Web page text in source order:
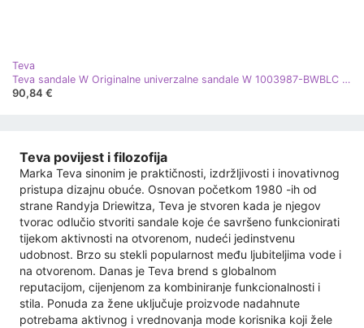
Teva
Teva sandale W Originalne univerzalne sandale W 1003987-BWBLC bijela
90,84 €
Teva povijest i filozofija
Marka Teva sinonim je praktičnosti, izdržljivosti i inovativnog
pristupa dizajnu obuće. Osnovan početkom 1980 -ih od
strane Randyja Driewitza, Teva je stvoren kada je njegov
tvorac odlučio stvoriti sandale koje će savršeno funkcionirati
tijekom aktivnosti na otvorenom, nudeći jedinstvenu
udobnost. Brzo su stekli popularnost među ljubiteljima vode i
na otvorenom. Danas je Teva brend s globalnom
reputacijom, cijenjenom za kombiniranje funkcionalnosti i
stila. Ponuda za žene uključuje proizvode nadahnute
potrebama aktivnog i vrednovanja mode korisnika koji žele